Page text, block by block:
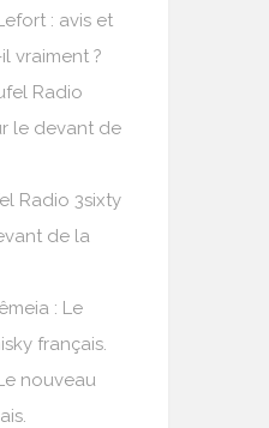
: avis et
vraiment ?
Radio
le devant de
Radio 3sixty
de la
: Le
français.
nouveau